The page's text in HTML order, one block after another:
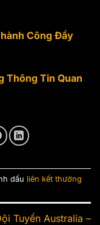
Công Đầy
Thông Tin Quan
dấu liên kết thường
Tuyển Australia –